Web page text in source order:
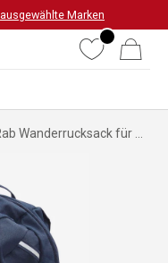
ausgewählte Marken
WunschlisteWarenkorb